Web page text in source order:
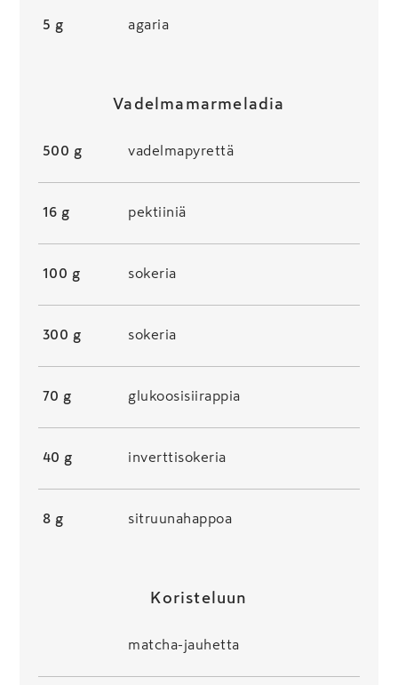
5 g agaria
Vadelmamarmeladia
500 g vadelmapyrettä
16 g pektiiniä
100 g sokeria
300 g sokeria
70 g glukoosisiirappia
40 g inverttisokeria
8 g sitruunahappoa
Koristeluun
matcha-jauhetta